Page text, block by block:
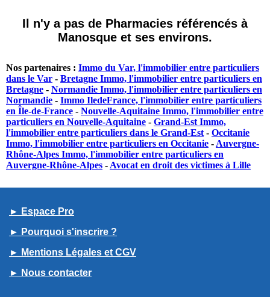
Il n'y a pas de Pharmacies référencés à
Manosque et ses environs.
Nos partenaires : Immo du Var, l'immobilier entre particuliers
dans le Var - Bretagne Immo, l'immobilier entre particuliers en
Bretagne - Normandie Immo, l'immobilier entre particuliers en
Normandie - Immo IledeFrance, l'immobilier entre particuliers
en Île-de-France - Nouvelle-Aquitaine Immo, l'immobilier entre
particuliers en Nouvelle-Aquitaine - Grand-Est Immo,
l'immobilier entre particuliers dans le Grand-Est - Occitanie
Immo, l'immobilier entre particuliers en Occitanie - Auvergne-
Rhône-Alpes Immo, l'immobilier entre particuliers en
Auvergne-Rhône-Alpes - Avocat en droit des victimes à Lille
► Espace Pro
► Pourquoi s'inscrire ?
► Mentions Légales et CGV
► Nous contacter